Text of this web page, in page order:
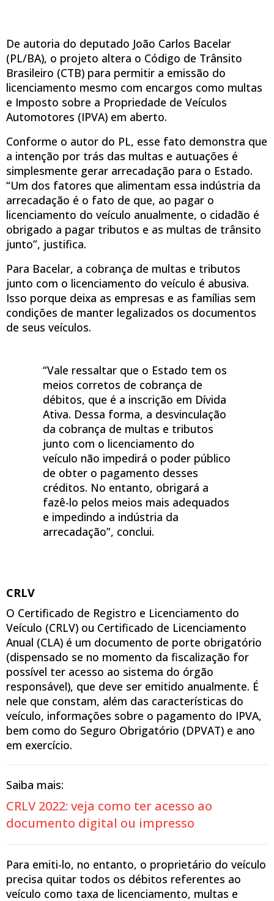
De autoria do deputado João Carlos Bacelar
(PL/BA), o projeto altera o Código de Trânsito
Brasileiro (CTB) para permitir a emissão do
licenciamento mesmo com encargos como multas
e Imposto sobre a Propriedade de Veículos
Automotores (IPVA) em aberto.
Conforme o autor do PL, esse fato demonstra que
a intenção por trás das multas e autuações é
simplesmente gerar arrecadação para o Estado.
“Um dos fatores que alimentam essa indústria da
arrecadação é o fato de que, ao pagar o
licenciamento do veículo anualmente, o cidadão é
obrigado a pagar tributos e as multas de trânsito
junto”, justifica.
Para Bacelar, a cobrança de multas e tributos
junto com o licenciamento do veículo é abusiva.
Isso porque deixa as empresas e as famílias sem
condições de manter legalizados os documentos
de seus veículos.
“Vale ressaltar que o Estado tem os
meios corretos de cobrança de
débitos, que é a inscrição em Dívida
Ativa. Dessa forma, a desvinculação
da cobrança de multas e tributos
junto com o licenciamento do
veículo não impedirá o poder público
de obter o pagamento desses
créditos. No entanto, obrigará a
fazê-lo pelos meios mais adequados
e impedindo a indústria da
arrecadação”, conclui.
CRLV
O Certificado de Registro e Licenciamento do
Veículo (CRLV) ou Certificado de Licenciamento
Anual (CLA) é um documento de porte obrigatório
(dispensado se no momento da fiscalização for
possível ter acesso ao sistema do órgão
responsável), que deve ser emitido anualmente. É
nele que constam, além das características do
veículo, informações sobre o pagamento do IPVA,
bem como do Seguro Obrigatório (DPVAT) e ano
em exercício.
Saiba mais:
CRLV 2022: veja como ter acesso ao
documento digital ou impresso
Para emiti-lo, no entanto, o proprietário do veículo
precisa quitar todos os débitos referentes ao
veículo como taxa de licenciamento, multas e